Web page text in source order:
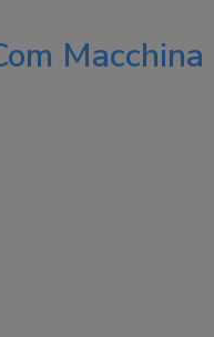
Macchina